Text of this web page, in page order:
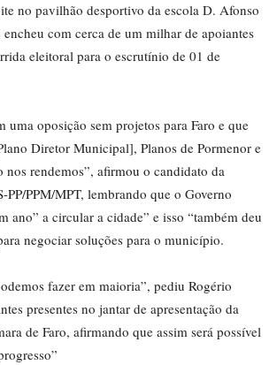
no pavilhão desportivo da escola D. Afonso
com cerca de um milhar de apoiantes
eleitoral para o escrutínio de 01 de
uma oposição sem projetos para Faro e que
Diretor Municipal], Planos de Pormenor e
nos rendemos”, afirmou o candidato da
PP/PPM/MPT, lembrando que o Governo
ano” a circular a cidade” e isso “também deu
negociar soluções para o município.
fazer em maioria”, pediu Rogério
presentes no jantar de apresentação da
de Faro, afirmando que assim será possível